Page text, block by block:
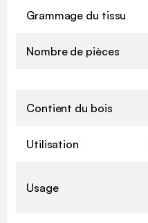
Grammage du tissu
Nombre de pièces
Contient du bois
Utilisation
Usage